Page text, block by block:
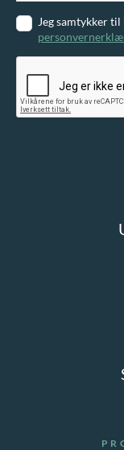
Jeg samtykker